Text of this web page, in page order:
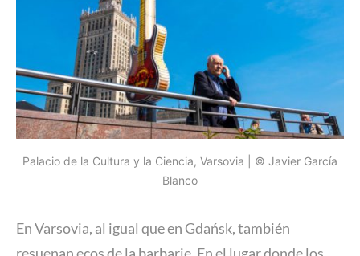
Palacio de la Cultura y la Ciencia, Varsovia | © Javier García
Blanco
En Varsovia, al igual que en Gdańsk, también